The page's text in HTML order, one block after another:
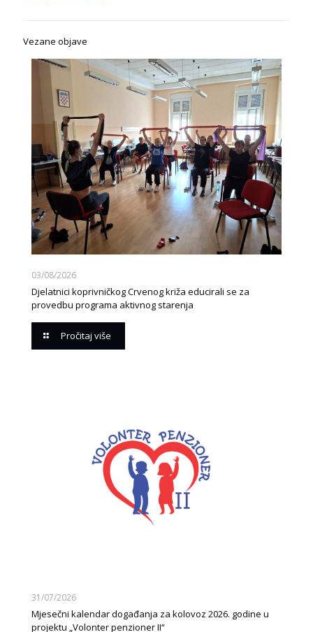
Vezane objave
03/08/2026
Djelatnici koprivničkog Crvenog križa educirali se za
provedbu programa aktivnog starenja
Pročitaj više
31/07/2026
Mjesečni kalendar događanja za kolovoz 2026. godine u
projektu „Volonter penzioner II“